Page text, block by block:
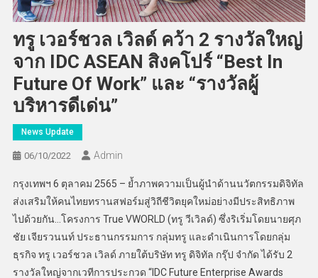
ทรู เวอร์ชวล เวิลด์ คว้า 2 รางวัลใหญ่
จาก IDC ASEAN สิงคโปร์ “Best In
Future Of Work” และ “รางวัลผู้
บริหารดีเด่น”
News Update
06/10/2022 Admin
กรุงเทพฯ 6 ตุลาคม 2565 – ย้ำภาพความเป็นผู้นำด้านนวัตกรรมดิจิทัล
ส่งเสริมให้คนไทยทรานสฟอร์มสู่วิถีชีวิตยุคใหม่อย่างมีประสิทธิภาพ
ไปด้วยกัน…โครงการ True VWORLD (ทรู วีเวิลด์) ซึ่งริเริ่มโดยนายศุภ
ชัย เจียรวนนท์ ประธานกรรมการ กลุ่มทรู และดำเนินการโดยกลุ่ม
ธุรกิจ ทรู เวอร์ชวล เวิลด์ ภายใต้บริษัท ทรู ดิจิทัล กรุ๊ป จำกัด ได้รับ 2
รางวัลใหญ่จากเวทีการประกวด “IDC Future Enterprise Awards